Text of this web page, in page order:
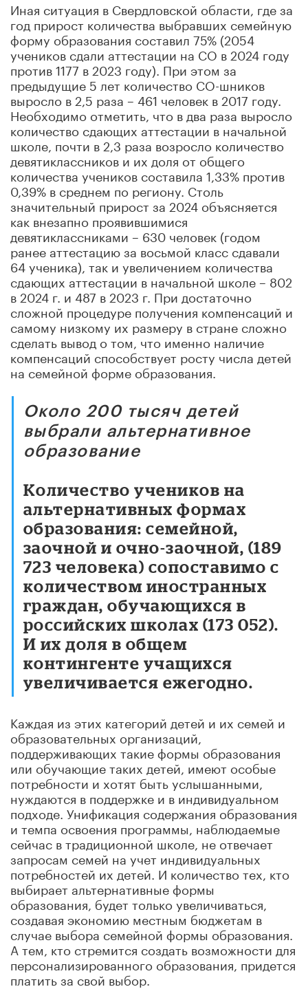
Иная ситуация в Свердловской области, где за
год прирост количества выбравших семейную
форму образования составил 75% (2054
учеников сдали аттестации на СО в 2024 году
против 1177 в 2023 году). При этом за
предыдущие 5 лет количество СО-шников
выросло в 2,5 раза – 461 человек в 2017 году.
Необходимо отметить, что в два раза выросло
количество сдающих аттестации в начальной
школе, почти в 2,3 раза возросло количество
девятиклассников и их доля от общего
количества учеников составила 1,33% против
0,39% в среднем по региону. Столь
значительный прирост за 2024 объясняется
как внезапно проявившимися
девятиклассниками – 630 человек (годом
ранее аттестацию за восьмой класс сдавали
64 ученика), так и увеличением количества
сдающих аттестации в начальной школе – 802
в 2024 г. и 487 в 2023 г. При достаточно
сложной процедуре получения компенсаций и
самому низкому их размеру в стране сложно
сделать вывод о том, что именно наличие
компенсаций способствует росту числа детей
на семейной форме образования.
Около 200 тысяч детей
выбрали альтернативное
образование
Количество учеников на
альтернативных формах
образования: семейной,
заочной и очно-заочной, (189
723 человека) сопоставимо с
количеством иностранных
граждан, обучающихся в
российских школах (173 052).
И их доля в общем
контингенте учащихся
увеличивается ежегодно.
Каждая из этих категорий детей и их семей и
образовательных организаций,
поддерживающих такие формы образования
или обучающие таких детей, имеют особые
потребности и хотят быть услышанными,
нуждаются в поддержке и в индивидуальном
подходе. Унификация содержания образования
и темпа освоения программы, наблюдаемые
сейчас в традиционной школе, не отвечает
запросам семей на учет индивидуальных
потребностей их детей. И количество тех, кто
выбирает альтернативные формы
образования, будет только увеличиваться,
создавая экономию местным бюджетам в
случае выбора семейной формы образования.
А тем, кто стремится создать возможности для
персонализированного образования, придется
платить за свой выбор.